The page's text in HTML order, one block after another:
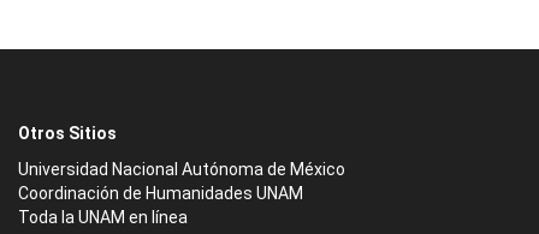
Otros Sitios
Universidad Nacional Autónoma de México
Coordinación de Humanidades UNAM
Toda la UNAM en línea